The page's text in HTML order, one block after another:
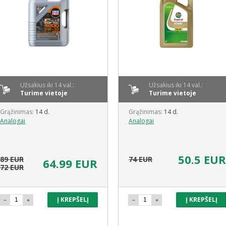
Užsakius iki 14 val.:
Turime vietoje
Grąžinimas: 14 d.
Analogai
89 EUR
72 EUR
64.99 EUR
Į KREPŠELĮ
Užsakius iki 14 val.:
Turime vietoje
Grąžinimas: 14 d.
Analogai
74 EUR 50.5 EUR
Į KREPŠELĮ